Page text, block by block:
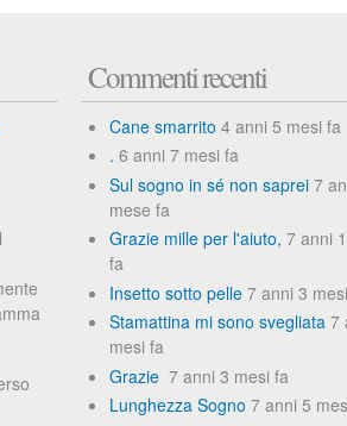
Commenti recenti
Cane smarrito 4 anni 5 mesi fa
. 6 anni 7 mesi fa
Sul sogno in sé non saprei 7
mese fa
Grazie mille per l'aiuto, 7 anni
fa
Insetto sotto pelle 7 anni 3
Stamattina mi sono svegliata 7
mesi fa
Grazie 7 anni 3 mesi fa
Lunghezza Sogno 7 anni 5